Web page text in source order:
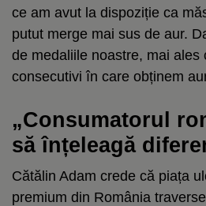
ce am avut la dispoziție ca
putut merge mai sus de aur.
de medaliile noastre, mai ales
consecutivi în care obținem
„Consumatorul
să înțeleagă
Cătălin Adam crede că piața
premium din România